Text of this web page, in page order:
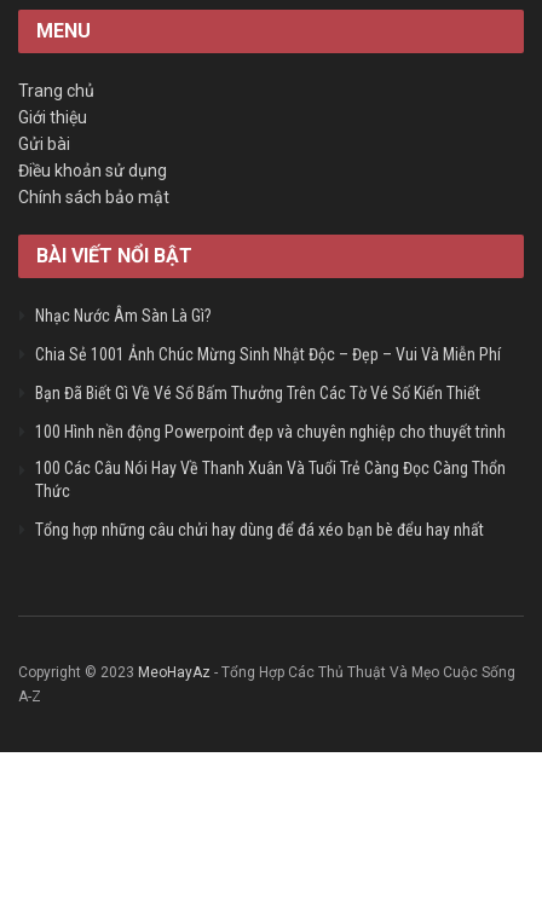
MENU
Trang chủ
Giới thiệu
Gửi bài
Điều khoản sử dụng
Chính sách bảo mật
BÀI VIẾT NỔI BẬT
Nhạc Nước Âm Sàn Là Gì?
Chia Sẻ 1001 Ảnh Chúc Mừng Sinh Nhật Độc – Đẹp – Vui Và Miễn Phí
Bạn Đã Biết Gì Về Vé Số Bấm Thưởng Trên Các Tờ Vé Số Kiến Thiết
100 Hình nền động Powerpoint đẹp và chuyên nghiệp cho thuyết trình
100 Các Câu Nói Hay Về Thanh Xuân Và Tuổi Trẻ Càng Đọc Càng Thổn
Thức
Tổng hợp những câu chửi hay dùng để đá xéo bạn bè đểu hay nhất
Copyright © 2023 MeoHayAz - Tổng Hợp Các Thủ Thuật Và Mẹo Cuộc Sống
A-Z